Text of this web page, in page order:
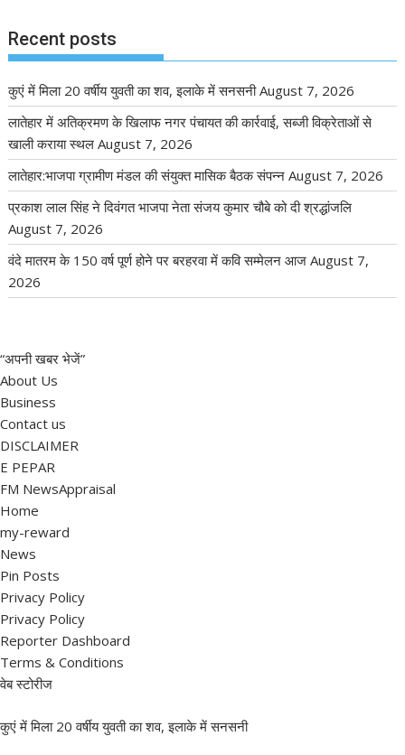
Recent posts
कुएं में मिला 20 वर्षीय युवती का शव, इलाके में सनसनी August 7, 2026
लातेहार में अतिक्रमण के खिलाफ नगर पंचायत की कार्रवाई, सब्जी विक्रेताओं से
खाली कराया स्थल August 7, 2026
लातेहार:भाजपा ग्रामीण मंडल की संयुक्त मासिक बैठक संपन्न August 7, 2026
प्रकाश लाल सिंह ने दिवंगत भाजपा नेता संजय कुमार चौबे को दी श्रद्धांजलि
August 7, 2026
वंदे मातरम के 150 वर्ष पूर्ण होने पर बरहरवा में कवि सम्मेलन आज August 7,
2026
“अपनी खबर भेजें”
About Us
Business
Contact us
DISCLAIMER
E PEPAR
FM NewsAppraisal
Home
my-reward
News
Pin Posts
Privacy Policy
Privacy Policy
Reporter Dashboard
Terms & Conditions
वेब स्टोरीज
कुएं में मिला 20 वर्षीय युवती का शव, इलाके में सनसनी